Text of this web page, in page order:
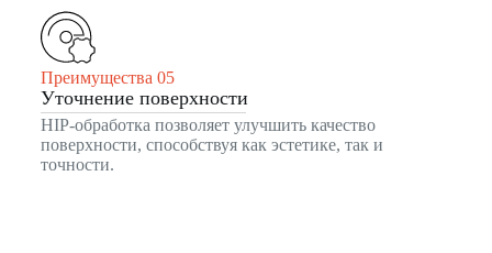
Преимущества 05
Уточнение поверхности
HIP-обработка позволяет улучшить качество
поверхности, способствуя как эстетике, так и
точности.